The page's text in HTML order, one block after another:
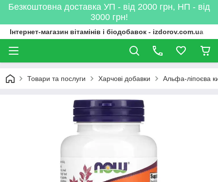
Безкоштовна доставка УП - від 2000 грн, НП - від
3000 грн!
Інтернет-магазин вітамінів і біодобавок - izdorov.com.ua
Товари та послуги Харчові добавки Альфа-ліпоєва